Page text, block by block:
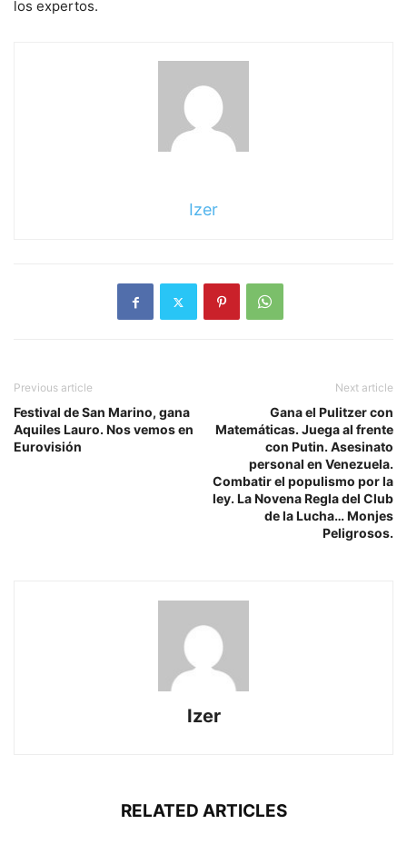
los expertos.
Izer
Previous article
Festival de San Marino, gana
Aquiles Lauro. Nos vemos en
Eurovisión
Next article
Gana el Pulitzer con
Matemáticas. Juega al frente
con Putin. Asesinato
personal en Venezuela.
Combatir el populismo por la
ley. La Novena Regla del Club
de la Lucha… Monjes
Peligrosos.
Izer
RELATED ARTICLES